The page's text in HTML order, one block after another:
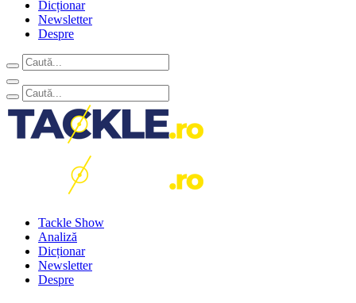
Dicționar
Newsletter
Despre
Tackle Show
Analiză
Dicționar
Newsletter
Despre